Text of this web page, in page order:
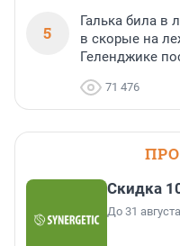
5
Галька била в
в скорые на
Геленджике
71 476
Скидка
До 31